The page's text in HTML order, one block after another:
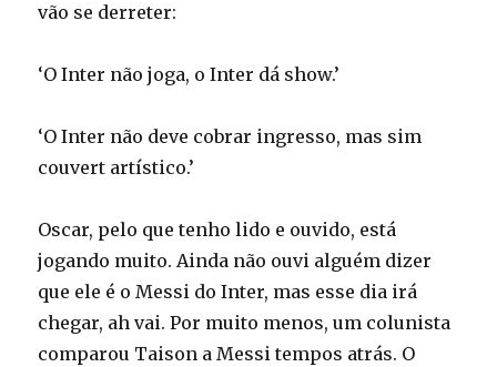
vão se derreter:
‘O Inter não joga, o Inter dá show.’
‘O Inter não deve cobrar ingresso, mas sim
couvert artístico.’
Oscar, pelo que tenho lido e ouvido, está
jogando muito. Ainda não ouvi alguém dizer
que ele é o Messi do Inter, mas esse dia irá
chegar, ah vai. Por muito menos, um colunista
comparou Taison a Messi tempos atrás. O